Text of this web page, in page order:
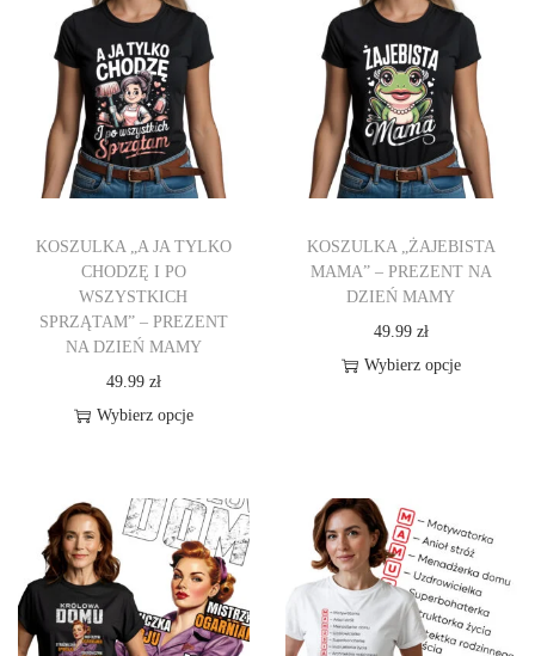
KOSZULKA „A JA TYLKO
CHODZĘ I PO
WSZYSTKICH
SPRZĄTAM” – PREZENT
NA DZIEŃ MAMY
49.99 zł
Wybierz opcje
n
o
d
KOSZULKA „ŻAJEBISTA
MAMA” – PREZENT NA
DZIEŃ MAMY
49.99 zł
Wybierz opcje
r
o
d
u